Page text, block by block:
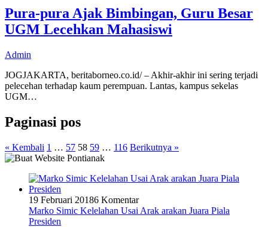
Pura-pura Ajak Bimbingan, Guru Besar
UGM Lecehkan Mahasiswi
Admin
JOGJAKARTA, beritaborneo.co.id/ – Akhir-akhir ini sering terjadi
pelecehan terhadap kaum perempuan. Lantas, kampus sekelas
UGM…
Paginasi pos
« Kembali 1 … 57 58 59 … 116 Berikutnya »
19 Februari 20186 Komentar
Marko Simic Kelelahan Usai Arak arakan Juara Piala
Presiden